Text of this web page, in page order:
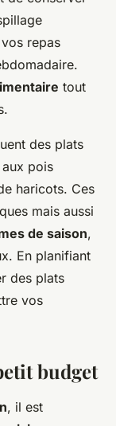
repas
tout
des plats
pois
haricots. Ces
mais aussi
de saison,
En planifiant
des plats
vos
budget
, il est